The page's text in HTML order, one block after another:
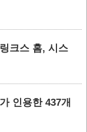
크스 홈, 시스
인용한 437개